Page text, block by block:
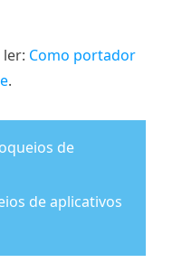
Como portador
.
de
de aplicativos